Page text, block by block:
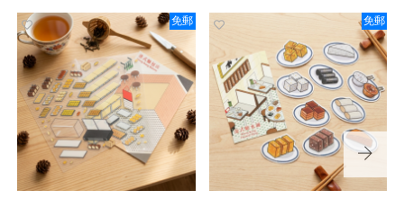
免郵 免郵